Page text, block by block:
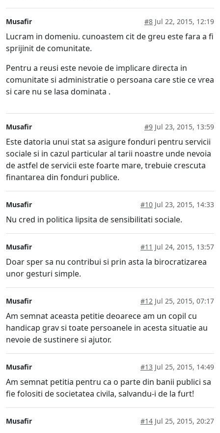
Musafir #8 Jul 22, 2015, 12:19
Lucram in domeniu. cunoastem cit de greu este fara a fi
sprijinit de comunitate.
Pentru a reusi este nevoie de implicare directa in
comunitate si administratie o persoana care stie ce vrea
si care nu se lasa dominata .
Musafir #9 Jul 23, 2015, 13:59
Este datoria unui stat sa asigure fonduri pentru servicii
sociale si in cazul particular al tarii noastre unde nevoia
de astfel de servicii este foarte mare, trebuie crescuta
finantarea din fonduri publice.
Musafir #10 Jul 23, 2015, 14:33
Nu cred in politica lipsita de sensibilitati sociale.
Musafir #11 Jul 24, 2015, 13:57
Doar sper sa nu contribui si prin asta la birocratizarea
unor gesturi simple.
Musafir #12 Jul 25, 2015, 07:17
Am semnat aceasta petitie deoarece am un copil cu
handicap grav si toate persoanele in acesta situatie au
nevoie de sustinere si ajutor.
Musafir #13 Jul 25, 2015, 14:49
Am semnat petitia pentru ca o parte din banii publici sa
fie folositi de societatea civila, salvandu-i de la furt!
Musafir #14 Jul 25, 2015, 20:27